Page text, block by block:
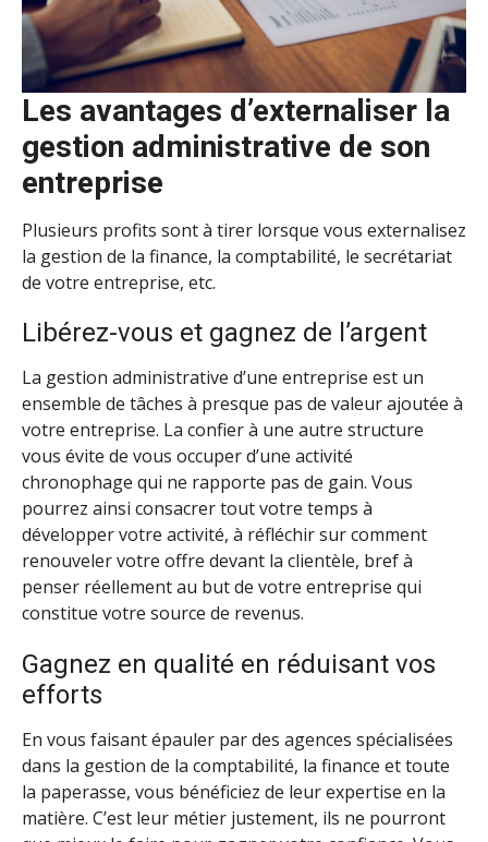
Les avantages d’externaliser la
gestion administrative de son
entreprise
Plusieurs profits sont à tirer lorsque vous externalisez
la gestion de la finance, la comptabilité, le secrétariat
de votre entreprise, etc.
Libérez-vous et gagnez de l’argent
La gestion administrative d’une entreprise est un
ensemble de tâches à presque pas de valeur ajoutée à
votre entreprise. La confier à une autre structure
vous évite de vous occuper d’une activité
chronophage qui ne rapporte pas de gain. Vous
pourrez ainsi consacrer tout votre temps à
développer votre activité, à réfléchir sur comment
renouveler votre offre devant la clientèle, bref à
penser réellement au but de votre entreprise qui
constitue votre source de revenus.
Gagnez en qualité en réduisant vos
efforts
En vous faisant épauler par des agences spécialisées
dans la gestion de la comptabilité, la finance et toute
la paperasse, vous bénéficiez de leur expertise en la
matière. C’est leur métier justement, ils ne pourront